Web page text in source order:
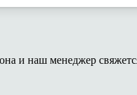
и наш менеджер